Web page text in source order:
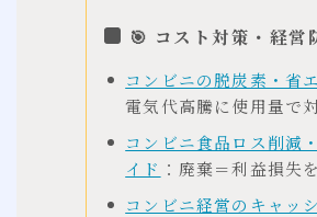
🎯 コスト対策・経営
コンビニの脱炭素・省
電気代高騰に使用量で
コンビニ食品ロス削減
イド ：廃棄＝利益損失
コンビニ経営のキャッ